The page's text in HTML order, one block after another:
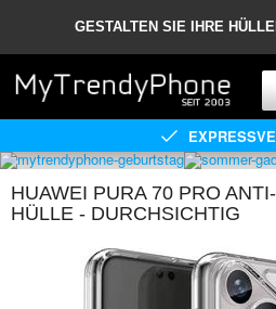
GESTALTEN SIE IHRE
HUAWEI PURA 70 PRO
HÜLLE - DURCHSICHTIG